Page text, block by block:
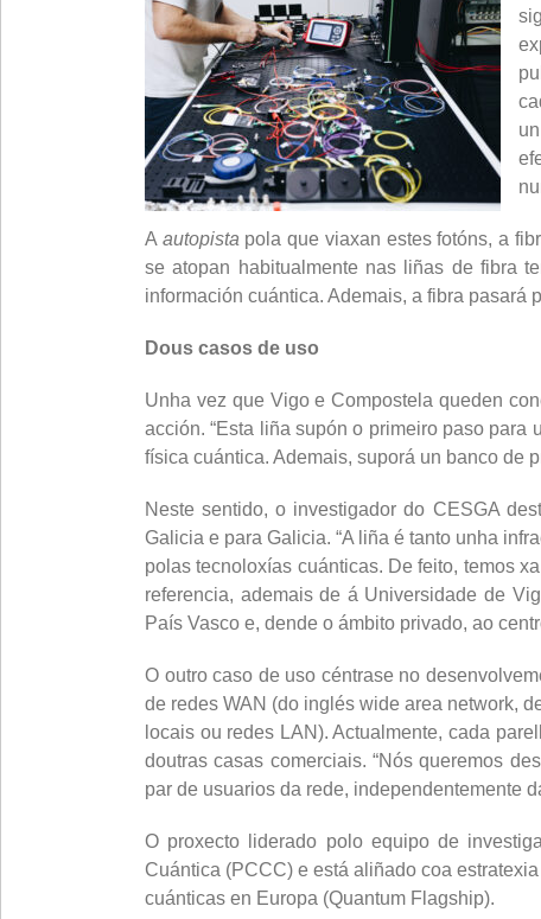
A autopista pola que viaxan estes fotóns, a
se atopan habitualmente nas liñas de fibra
información cuántica. Ademais, a fibra pasará
Dous casos de uso
Unha vez que Vigo e Compostela queden
acción. “Esta liña supón o primeiro paso
física cuántica. Ademais, suporá un banco de
Neste sentido, o investigador do CESGA
Galicia e para Galicia. “A liña é tanto unha
polas tecnoloxías cuánticas. De feito, temos
referencia, ademais de á Universidade de
País Vasco e, dende o ámbito privado, ao
O outro caso de uso céntrase no
de redes WAN (do inglés wide area network,
locais ou redes LAN). Actualmente, cada
doutras casas comerciais. “Nós queremos
par de usuarios da rede, independentemente
O proxecto liderado polo equipo de
Cuántica (PCCC) e está aliñado coa
cuánticas en Europa (Quantum Flagship).